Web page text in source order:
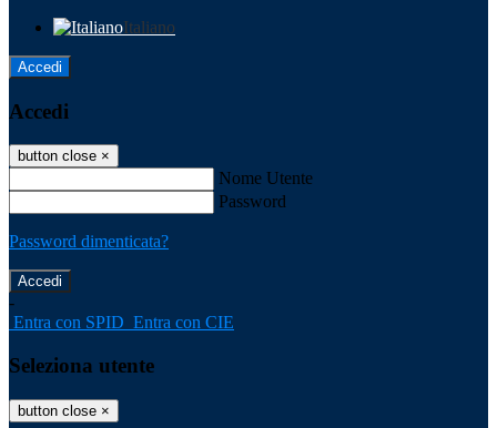
Italiano
Accedi
Accedi
button close ×
Nome Utente
Password
Password dimenticata?
-
Entra con SPID Entra con CIE
Seleziona utente
button close ×